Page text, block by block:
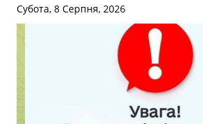
Субота, 8 Серпня, 2026